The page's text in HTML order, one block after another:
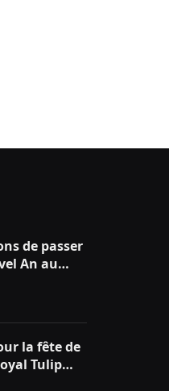
de passer
An au
la fête de
Tulip